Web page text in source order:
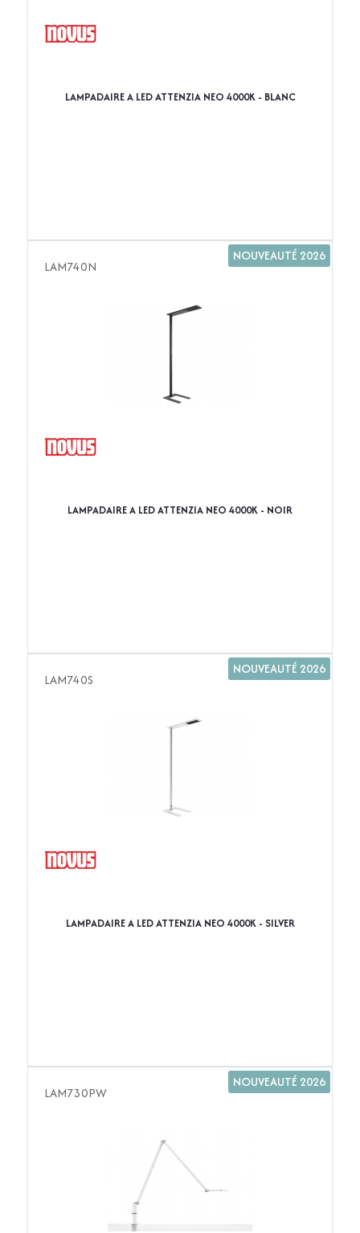
LAMPADAIRE A LED ATTENZIA NEO 4000K - BLANC
LAM740N
NOUVEAUTÉ 2026
LAMPADAIRE A LED ATTENZIA NEO 4000K - NOIR
LAM740S
NOUVEAUTÉ 2026
LAMPADAIRE A LED ATTENZIA NEO 4000K - SILVER
LAM730PW
NOUVEAUTÉ 2026